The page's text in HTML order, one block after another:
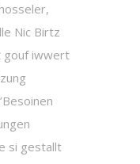
Nic Birtz
gouf iwwert
si gestallt